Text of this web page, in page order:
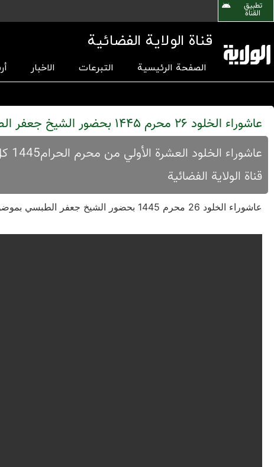
تطبیق
القناة
قناة الولاية الفضائية
الصفحة الرئيسية التبرعات الاخبار
عاشوراء الخلود 26 محرم 1445 بحضور الشيخ جعفر الطبسي
قناة الولاية الفضائية
عاشوراء الخلود 26 محرم 1445 بحضور الشيخ جعفر الطبسي بموضوع الحوادث التي مرّت علی عیال الحسین بعد مقتله علیه السلام